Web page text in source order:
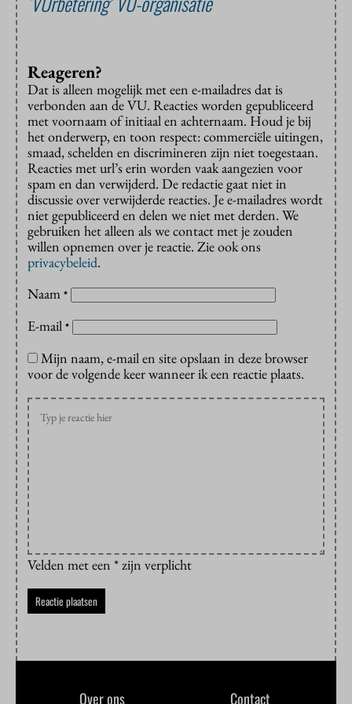
Reageren?
Dat is alleen mogelijk met een e-mailadres dat is
verbonden aan de VU. Reacties worden gepubliceerd
met voornaam of initiaal en achternaam. Houd je bij
het onderwerp, en toon respect: commerciële uitingen,
smaad, schelden en discrimineren zijn niet toegestaan.
Reacties met url’s erin worden vaak aangezien voor
spam en dan verwijderd. De redactie gaat niet in
discussie over verwijderde reacties. Je e-mailadres wordt
niet gepubliceerd en delen we niet met derden. We
gebruiken het alleen als we contact met je zouden
willen opnemen over je reactie. Zie ook ons
privacybeleid.
Naam *
E-mail *
Mijn naam, e-mail en site opslaan in deze browser
voor de volgende keer wanneer ik een reactie plaats.
Velden met een * zijn verplicht
Over ons Contact